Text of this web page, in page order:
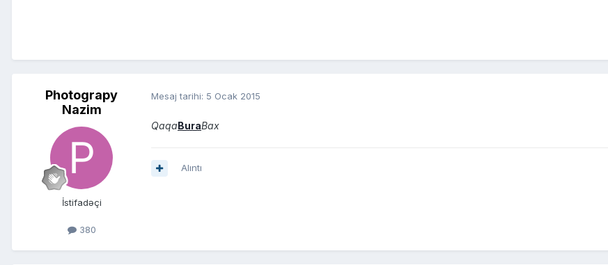
Photograpy
Nazim
İstifadəçi
380
Mesaj tarihi: 5 Ocak 2015
QaqaBuraBax
Alıntı